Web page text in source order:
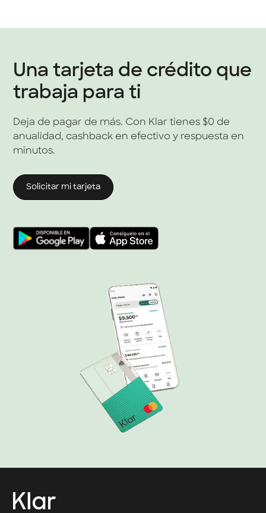
Una tarjeta de crédito que
trabaja para ti
Deja de pagar de más. Con Klar tienes $0 de
anualidad, cashback en efectivo y respuesta en
minutos.
Solicitar mi tarjeta